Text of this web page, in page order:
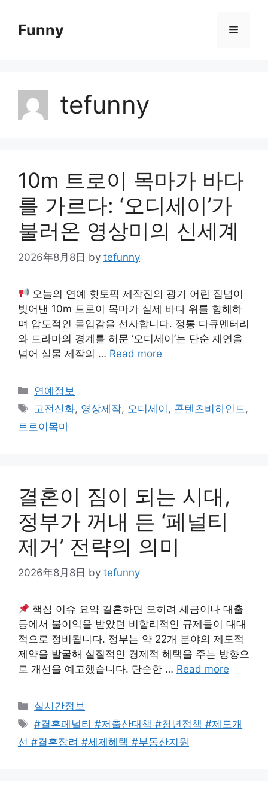
contentFunny Menu
tefunny
10m 트로이 목마가 바다
를 가르다: ‘오디세이’가
불러온 영상미의 신세계
2026年8月8日 by tefunny
오늘의 연예 핫토픽 제작진의 광기 어린 집념이
빚어낸 10m 트로이 목마가 실제 바다 위를 항해하
며 압도적인 몰입감을 선사합니다. 정통 다큐멘터리
와 드라마의 경계를 허문 ‘오디세이’는 단순 재연을
넘어 실물 제작의 … Read more
Categories
연예정보
Tags
고전신화, 영상제작, 오디세이 , 콘텐츠비하인드 ,
트로이목마
결혼이 짐이 되는 시대,
정부가 꺼내 든 ‘페널티
제거’ 전략의 의미
2026年8月8日 by tefunny
핵심 이슈 요약 결혼하면 오히려 세금이나 대출
등에서 불이익을 받았던 비합리적인 규제들이 대대
적으로 정비됩니다. 정부는 약 22개 분야의 제도적
제약을 발굴해 실질적인 경제적 혜택을 주는 방향으
로 개선을 예고했습니다. 단순한 … Read more
Categories
실시간정보
Tags
#결혼페널티 #저출산대책 #청년정책 #제도개
선 #결혼장려 #세제혜택 #부동산지원